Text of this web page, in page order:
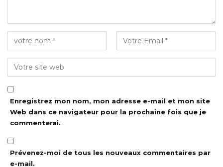
Enregistrez mon nom, mon adresse e-mail et mon site
Web dans ce navigateur pour la prochaine fois que je
commenterai.
Prévenez-moi de tous les nouveaux commentaires par
e-mail.